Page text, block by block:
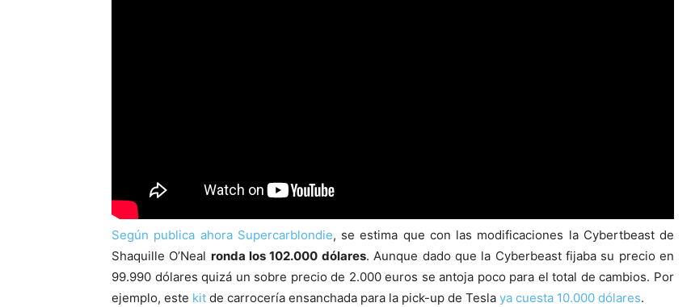
Según publica ahora Supercarblondie, se estima que con las modificaciones la Cybertbeast de
Shaquille O’Neal ronda los 102.000 dólares. Aunque dado que la Cyberbeast fijaba su precio en
99.990 dólares quizá un sobre precio de 2.000 euros se antoja poco para el total de cambios. Por
ejemplo, este kit de carrocería ensanchada para la pick-up de Tesla ya cuesta 10.000 dólares.